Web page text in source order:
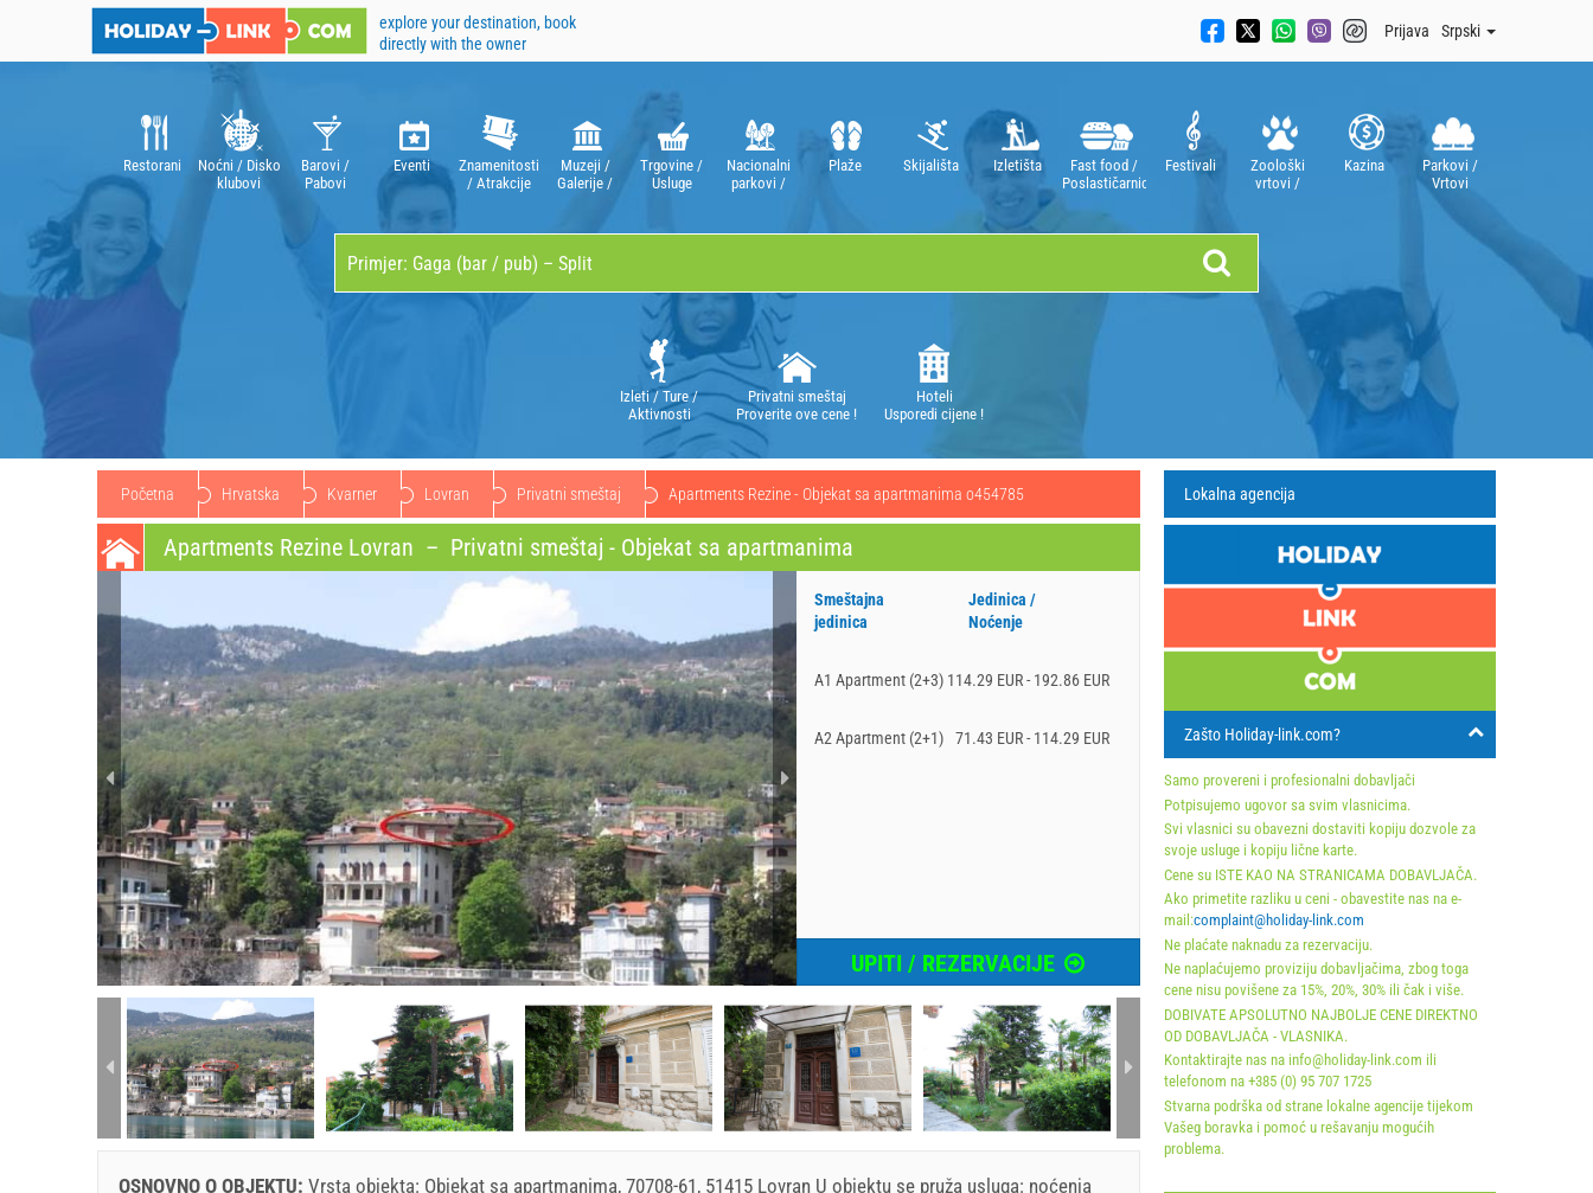
explore your destination, book
directly with the owner
Prijava Srpski
Restorani
Noćni / Disko
klubovi
Barovi /
Pabovi
Eventi
Znamenitosti
/ Atrakcije
Muzeji /
Galerije /
Trgovine /
Usluge
Nacionalni
parkovi /
Plaže Skijališta Izletišta
Fast food /
Poslastičarnice
Festivali
Zoološki
vrtovi /
Kazina
Parkovi /
Vrtovi
Izleti / Ture /
Aktivnosti
Privatni smeštaj
Proverite ove cene !
Hoteli
Usporedi cijene !
Početna Hrvatska Kvarner Lovran Privatni smeštaj Apartments Rezine - Objekat sa apartmanima o454785
Apartments Rezine Lovran – Privatni smeštaj - Objekat sa apartmanima
Smeštajna
jedinica
Jedinica /
Noćenje
A1 Apartment (2+3) 114.29 EUR - 192.86 EUR
A2 Apartment (2+1) 71.43 EUR - 114.29 EUR
UPITI / REZERVACIJE
OSNOVNO O OBJEKTU: Vrsta objekta: Objekat sa apartmanima, 70708-61, 51415 Lovran U objektu se pruža usluga: noćenja
Lokalna agencija
Zašto Holiday-link.com?
Samo provereni i profesionalni dobavljači
Potpisujemo ugovor sa svim vlasnicima.
Svi vlasnici su obavezni dostaviti kopiju dozvole za
svoje usluge i kopiju lične karte.
Cene su ISTE KAO NA STRANICAMA DOBAVLJAČA.
Ako primetite razliku u ceni - obavestite nas na e-
mail:complaint@holiday-link.com
Ne plaćate naknadu za rezervaciju.
Ne naplaćujemo proviziju dobavljačima, zbog toga
cene nisu povišene za 15%, 20%, 30% ili čak i više.
DOBIVATE APSOLUTNO NAJBOLJE CENE DIREKTNO
OD DOBAVLJAČA - VLASNIKA.
Kontaktirajte nas na info@holiday-link.com ili
telefonom na +385 (0) 95 707 1725
Stvarna podrška od strane lokalne agencije tijekom
Vašeg boravka i pomoć u rešavanju mogućih
problema.